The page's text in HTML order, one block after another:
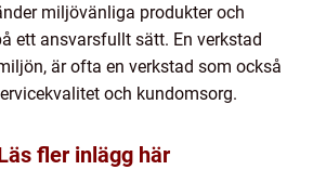
miljövänliga produkter och
ett ansvarsfullt sätt. En verkstad
är ofta en verkstad som också
och kundomsorg.
fler inlägg här